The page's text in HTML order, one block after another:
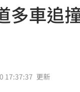
曝「這裡」出狀
黃豪平憶16年前
舶 ！陸委會回擊
大雨區域曝光
多車追
17:37:37 更新